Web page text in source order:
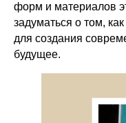
форм и материалов
задуматься о том,
для создания
будущее.